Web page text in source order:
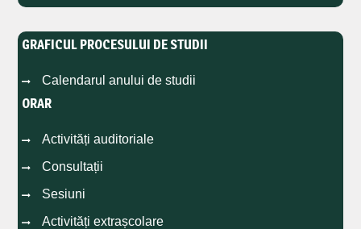
GRAFICUL PROCESULUI DE STUDII
Calendarul anului de studii
ORAR
Activități auditoriale
Consultații
Sesiuni
Activități extrașcolare